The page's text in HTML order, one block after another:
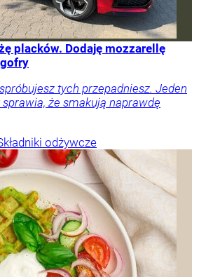
placków. Dodaję mozzarellę
tych przepadniesz. Jeden
sprawia, że smakują naprawdę
odżywcze